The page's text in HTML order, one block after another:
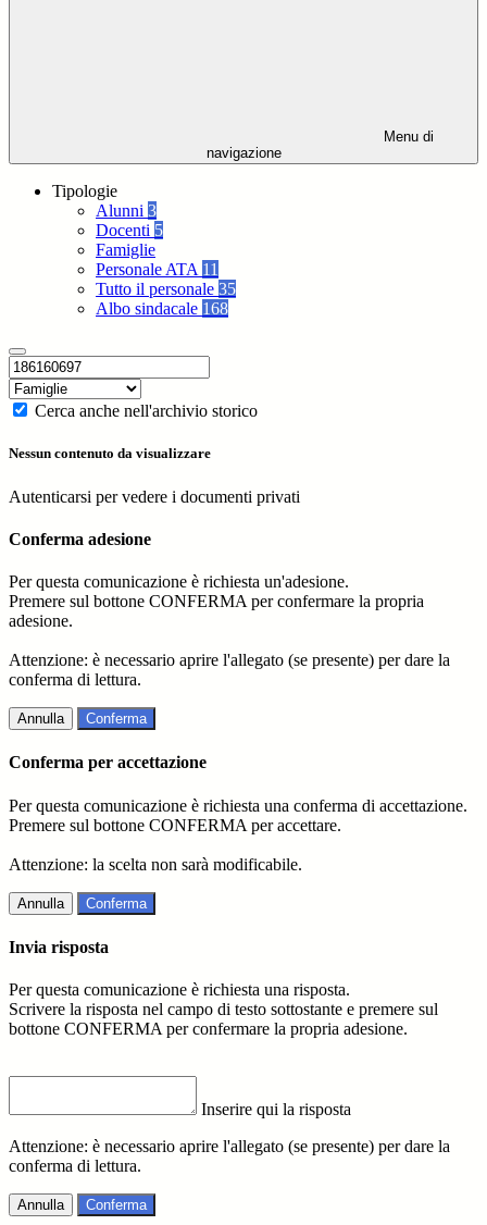
Menu di
navigazione
Tipologie
Alunni 3
Docenti 5
Famiglie
Personale ATA 11
Tutto il personale 35
Albo sindacale 168
Cerca anche nell'archivio storico
Nessun contenuto da visualizzare
Autenticarsi per vedere i documenti privati
Conferma adesione
Per questa comunicazione è richiesta un'adesione.
Premere sul bottone CONFERMA per confermare la propria
adesione.
Attenzione: è necessario aprire l'allegato (se presente) per dare la
conferma di lettura.
Annulla Conferma
Conferma per accettazione
Per questa comunicazione è richiesta una conferma di accettazione.
Premere sul bottone CONFERMA per accettare.
Attenzione: la scelta non sarà modificabile.
Annulla Conferma
Invia risposta
Per questa comunicazione è richiesta una risposta.
Scrivere la risposta nel campo di testo sottostante e premere sul
bottone CONFERMA per confermare la propria adesione.
Inserire qui la risposta
Attenzione: è necessario aprire l'allegato (se presente) per dare la
conferma di lettura.
Annulla Conferma